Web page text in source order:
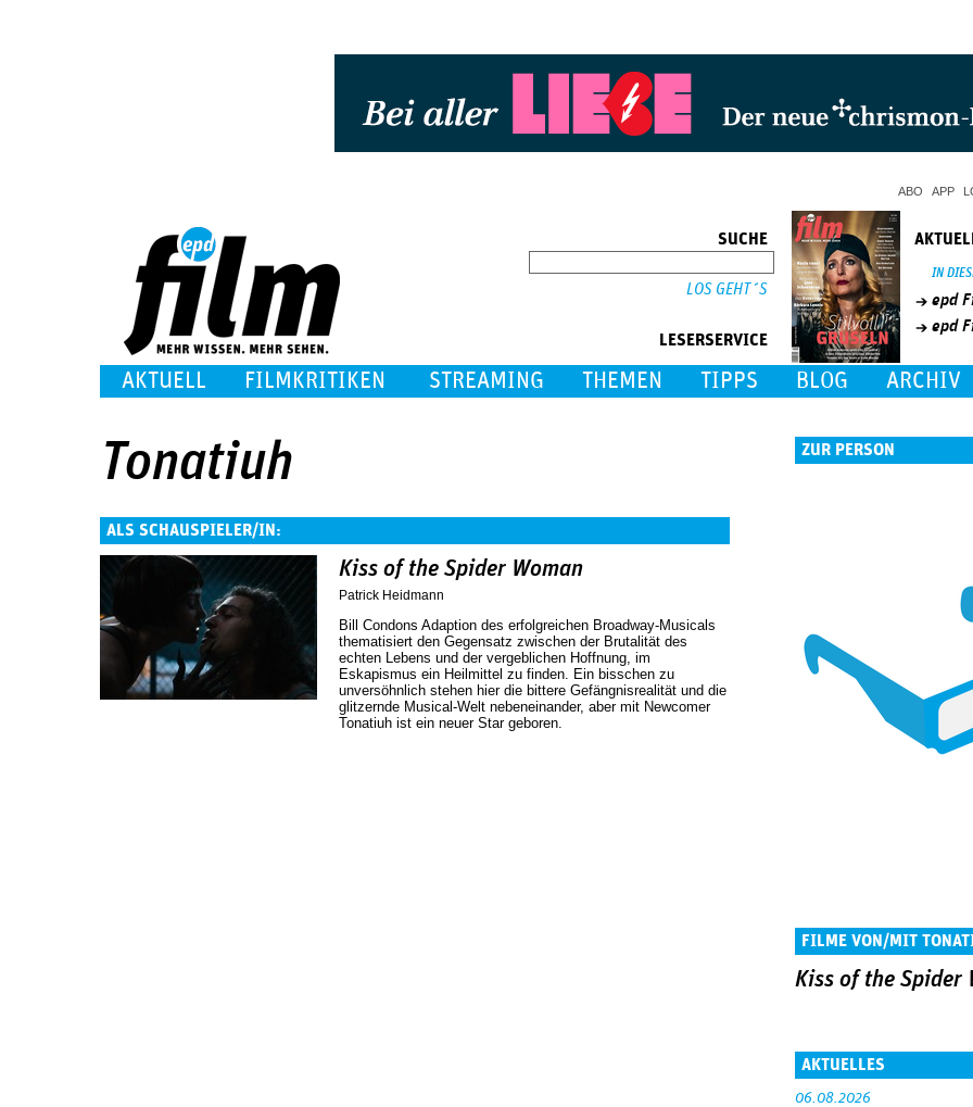
ABO APP
SUCHE
LESERSERVICE
IN
epd
epd
AKTUELL FILMKRITIKEN STREAMING THEMEN TIPPS BLOG ARCHIV
Tonatiuh
ALS SCHAUSPIELER/IN:
Kiss of the Spider Woman
Patrick Heidmann
Bill Condons Adaption des erfolgreichen Broadway-Musicals
thematisiert den Gegensatz zwischen der Brutalität des
echten Lebens und der vergeblichen Hoffnung, im
Eskapismus ein Heilmittel zu finden. Ein bisschen zu
unversöhnlich stehen hier die bittere Gefängnisrealität und die
glitzernde Musical-Welt nebeneinander, aber mit Newcomer
Tonatiuh ist ein neuer Star geboren.
ZUR PERSON
FILME VON/MIT
Kiss of the Spider
AKTUELLES
06.08.2026